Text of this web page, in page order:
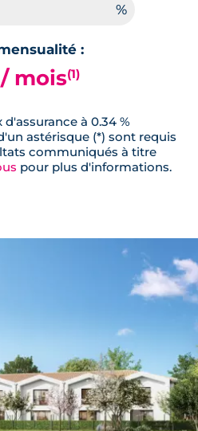
:
mois(1)
d'assurance à 0.34 %
astérisque (*) sont requis
communiqués à titre
pour plus d'informations.